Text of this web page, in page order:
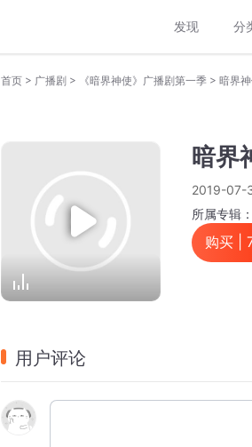
发现 分
首页 > 广播剧 > 《暗界神使》广播剧第一季 > 暗界
暗界
2019-07-
所属专辑：
购买 |
用户评论